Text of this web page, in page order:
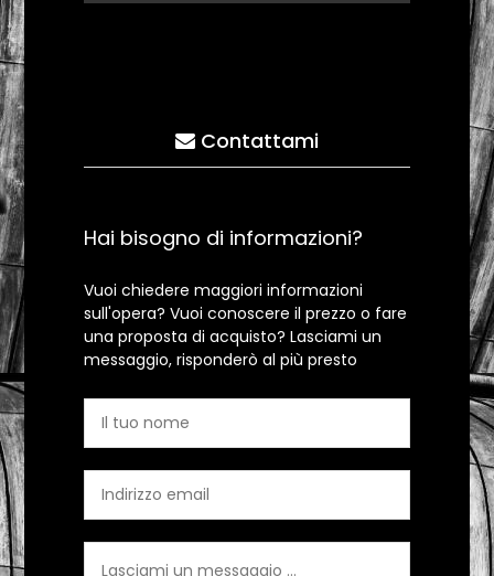
Contattami
Hai bisogno di informazioni?
Vuoi chiedere maggiori informazioni
sull'opera? Vuoi conoscere il prezzo o fare
una proposta di acquisto? Lasciami un
messaggio, risponderò al più presto